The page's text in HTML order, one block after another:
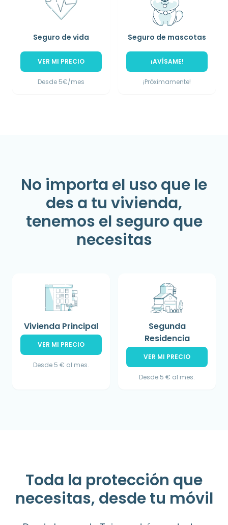
Seguro de vida
VER MI PRECIO
Desde 5€/mes
Seguro de mascotas
¡AVÍSAME!
¡Próximamente!
No importa el uso que le
des a tu vivienda,
tenemos el seguro que
necesitas
Vivienda Principal
VER MI PRECIO
Desde 5 € al mes.
Segunda
Residencia
VER MI PRECIO
Desde 5 € al mes.
Toda la protección que
necesitas, desde tu móvil